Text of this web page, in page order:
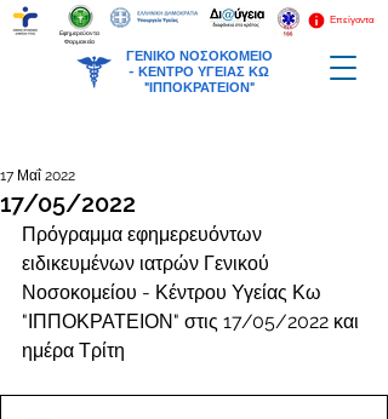
ΓΕΝΙΚΟ ΝΟΣΟΚΟΜΕΙΟ
- ΚΕΝΤΡΟ ΥΓΕΙΑΣ ΚΩ
"ΙΠΠΟΚΡΑΤΕΙΟΝ"
Επείγοντα
Εφημερεύοντα
Φαρμακεία
17/05/2022
17 Μαΐ 2022
Πρόγραμμα εφημερευόντων
ειδικευμένων ιατρών Γενικού
Νοσοκομείου - Κέντρου Υγείας Κω
"ΙΠΠΟΚΡΑΤΕΙΟΝ" στις 17/05/2022 και
ημέρα Τρίτη